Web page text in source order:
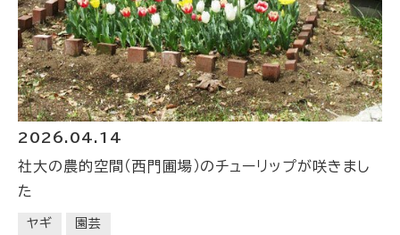
2026.04.14
社大の農的空間（西門圃場）のチューリップが咲きまし
た
ヤギ 園芸